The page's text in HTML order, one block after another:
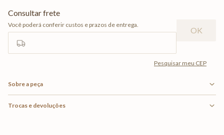
Sobre a peça
Trocas e devoluções